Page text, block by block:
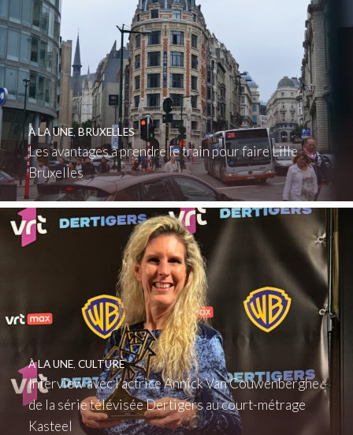
Les avantages à prendre le train pour faire Lille
Bruxelles
À LA UNE, BRUXELLES
Interview avec l’actrice Annick Van Couwenberghe :
de la série télévisée Dertigers au court-métrage
Kasteel
À LA UNE, CULTURE